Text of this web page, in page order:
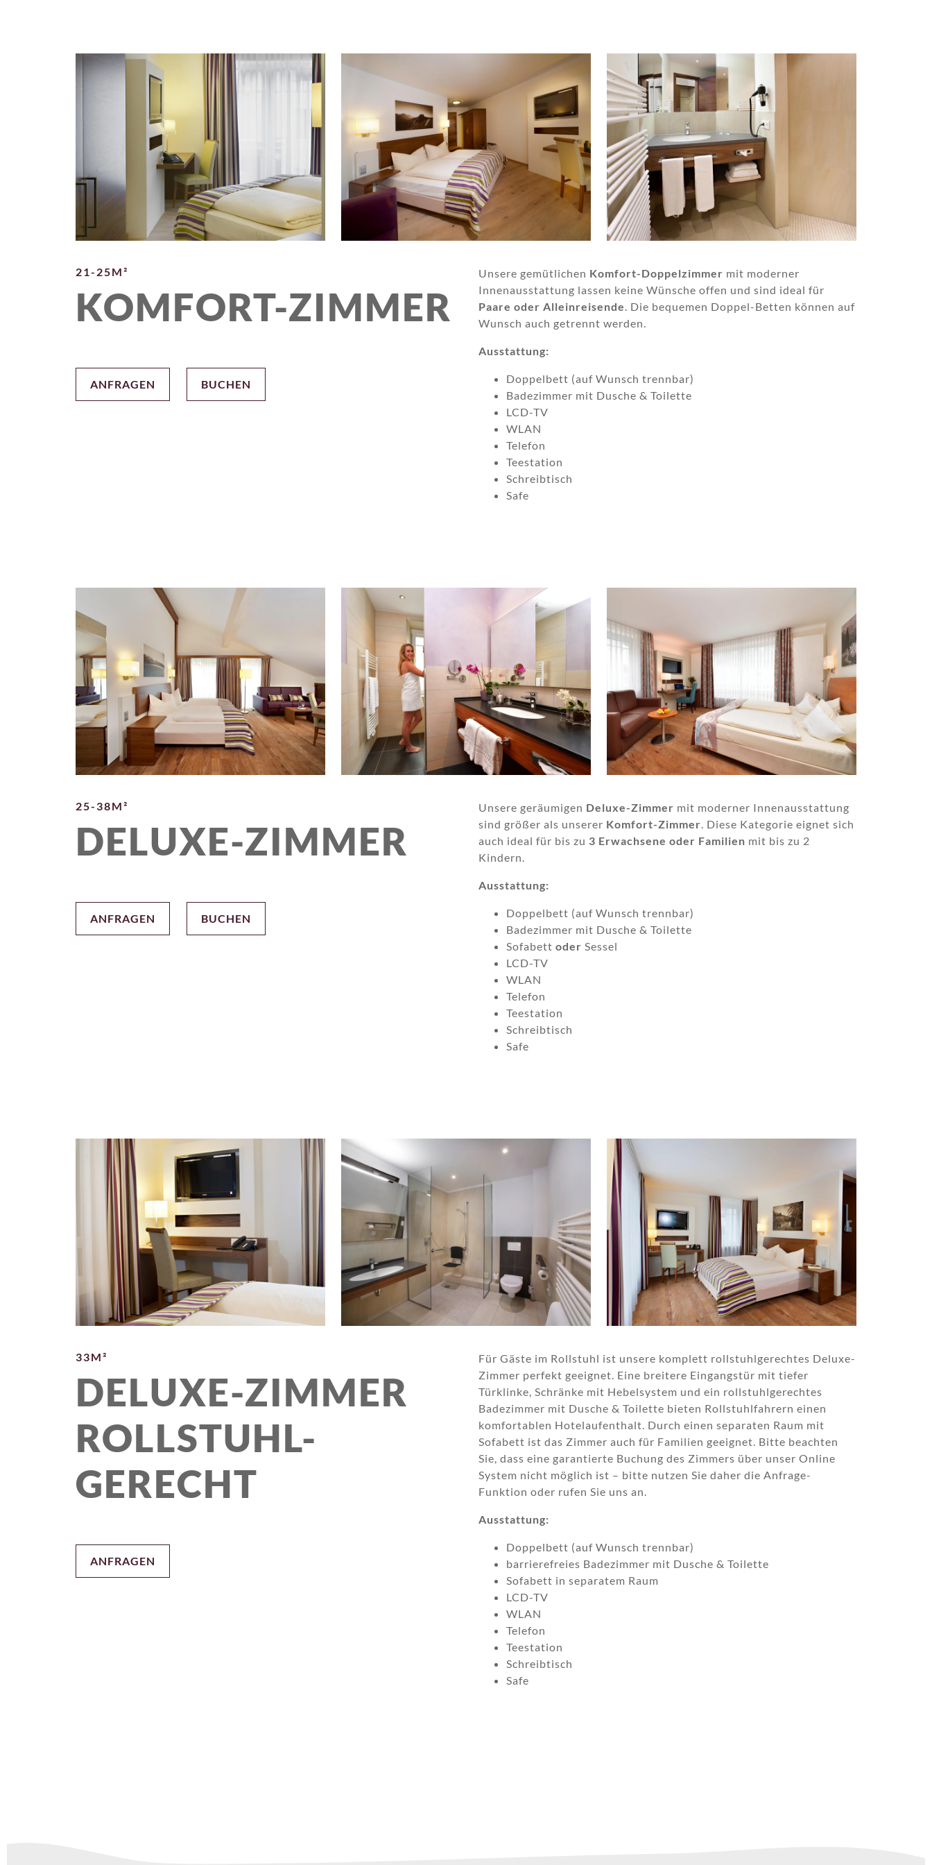
21-25M²
KOMFORT-ZIMMER
ANFRAGEN BUCHEN
Unsere gemütlichen Komfort-Doppelzimmer mit moderner
Innenausstattung lassen keine Wünsche offen und sind ideal für
Paare oder Alleinreisende. Die bequemen Doppel-Betten können auf
Wunsch auch getrennt werden.
Ausstattung:
Doppelbett (auf Wunsch trennbar)
Badezimmer mit Dusche & Toilette
LCD-TV
WLAN
Telefon
Teestation
Schreibtisch
Safe
25-38M²
DELUXE-ZIMMER
ANFRAGEN BUCHEN
Unsere geräumigen Deluxe-Zimmer mit moderner Innenausstattung
sind größer als unserer Komfort-Zimmer. Diese Kategorie eignet sich
auch ideal für bis zu 3 Erwachsene oder Familien mit bis zu 2
Kindern.
Ausstattung:
Doppelbett (auf Wunsch trennbar)
Badezimmer mit Dusche & Toilette
Sofabettoder Sessel
LCD-TV
WLAN
Telefon
Teestation
Schreibtisch
Safe
33M²
DELUXE-ZIMMER
ROLLSTUHL-
GERECHT
ANFRAGEN
Für Gäste im Rollstuhl ist unsere komplett rollstuhlgerechtes Deluxe-
Zimmer perfekt geeignet. Eine breitere Eingangstür mit tiefer
Türklinke, Schränke mit Hebelsystem und ein rollstuhlgerechtes
Badezimmer mit Dusche & Toilette bieten Rollstuhlfahrern einen
komfortablen Hotelaufenthalt. Durch einen separaten Raum mit
Sofabett ist das Zimmer auch für Familien geeignet. Bitte beachten
Sie, dass eine garantierte Buchung des Zimmers über unser Online
System nicht möglich ist – bitte nutzen Sie daher die Anfrage-
Funktion oder rufen Sie uns an.
Ausstattung:
Doppelbett (auf Wunsch trennbar)
barrierefreies Badezimmer mit Dusche & Toilette
Sofabett in separatem Raum
LCD-TV
WLAN
Telefon
Teestation
Schreibtisch
Safe